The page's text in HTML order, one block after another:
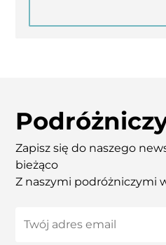
Zapisz się do naszego
bieżąco
Z naszymi podróżniczymi